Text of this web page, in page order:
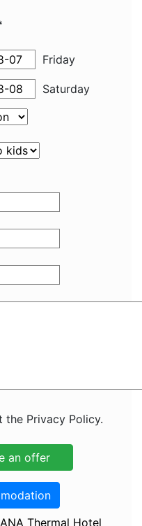
Friday
Saturday
the Privacy Policy.
Thermal Hotel